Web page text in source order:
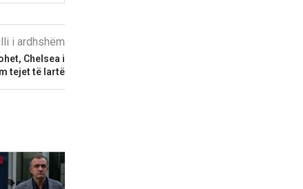
i ardhshëm
Chelsea i
tejet të lartë